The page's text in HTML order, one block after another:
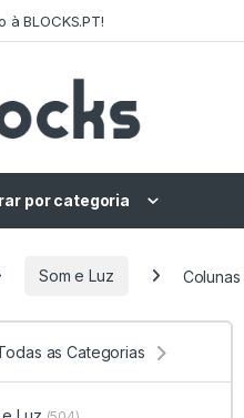
à BLOCKS.PT!
por categoria
Som e Luz Colunas
as Categorias